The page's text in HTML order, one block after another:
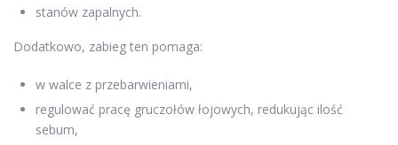
stanów zapalnych.
Dodatkowo, zabieg ten pomaga:
w walce z przebarwieniami,
regulować pracę gruczołów łojowych, redukując ilość
sebum,